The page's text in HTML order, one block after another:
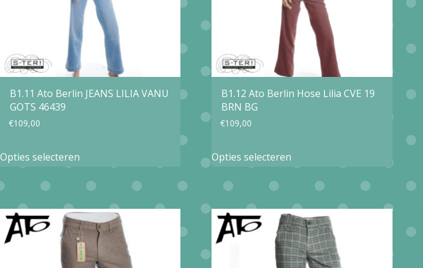
gekozen
worden
op
de
productpagina
gekozen
worden
op
de
productpagina
B1.11 Ato Berlin JEANS LILIA VANU
GOTS 46439
€109,00
Opties selecteren
product
heeft
meerdere
variaties.
Deze
optie
B1.12 Ato Berlin Hose Lilia CVE 19
BRN BG
€109,00
Opties selecteren
product
heeft
meerdere
variaties.
Deze
optie